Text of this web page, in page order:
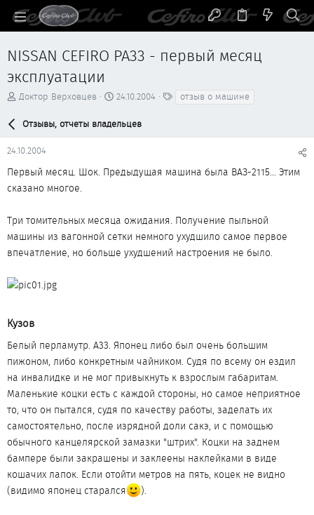
NISSAN CEFIRO PA33 - первый месяц
эксплуатации
А
р
т
е
м
ы
Доктор Верховцев
Д
т
ч
24.10.2004 отзыв о машине
Отзывы, отчеты владельцев
24.10.2004
Первый месяц. Шок. Предыдущая машина была ВАЗ-2115... Этим
сказано многое.
Три томительных месяца ожидания. Получение пыльной
машины из вагонной сетки немного ухудшило самое первое
впечатление, но больше ухудшений настроения не было.
Кузов​
Белый перламутр. А33. Японец либо был очень большим
пижоном, либо конкретным чайником. Судя по всему он ездил
на инвалидке и не мог привыкнуть к взрослым габаритам.
Маленькие коцки есть с каждой стороны, но самое неприятное
то, что он пытался, судя по качеству работы, заделать их
самостоятельно, после изрядной доли сакэ, и с помощью
обычного канцелярской замазки "штрих". Коцки на заднем
бампере были закрашены и заклеены наклейками в виде
кошачих лапок. Если отойти метров на пять, коцек не видно
(видимо японец старался
).